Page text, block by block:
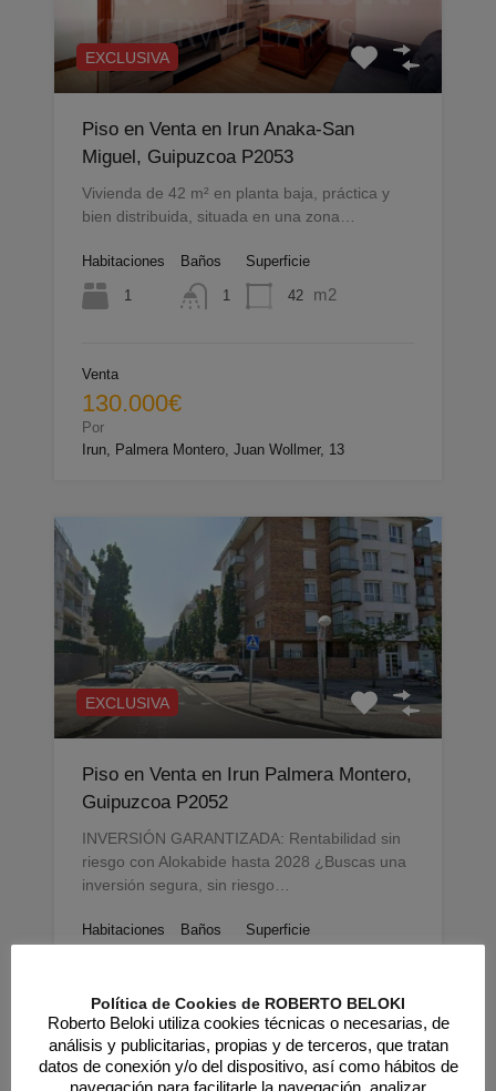
EXCLUSIVA
Piso en Venta en Irun Anaka-San
Miguel, Guipuzcoa P2053
Vivienda de 42 m² en planta baja, práctica y
bien distribuida, situada en una zona…
Habitaciones
1
Baños
1
Superficie
42 m2
Venta
130.000€
Por
Irun, Palmera Montero, Juan Wollmer, 13
EXCLUSIVA
Piso en Venta en Irun Palmera Montero,
Guipuzcoa P2052
INVERSIÓN GARANTIZADA: Rentabilidad sin
riesgo con Alokabide hasta 2028 ¿Buscas una
inversión segura, sin riesgo…
Habitaciones Baños Superficie
Venta
180.000€
Política de Cookies de ROBERTO BELOKI
Roberto Beloki utiliza cookies técnicas o necesarias, de
análisis y publicitarias, propias y de terceros, que tratan
datos de conexión y/o del dispositivo, así como hábitos de
navegación para facilitarle la navegación, analizar